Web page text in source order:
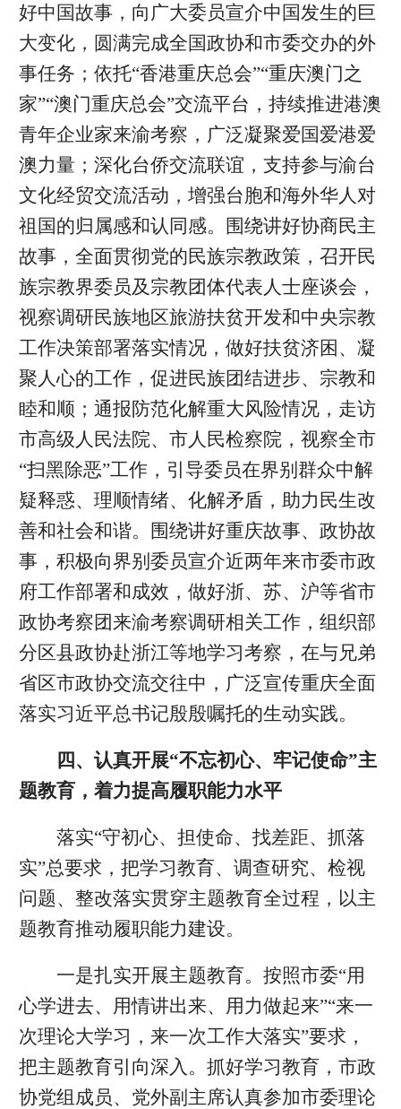
好中国故事，向广大委员宣介中国发生的巨
大变化，圆满完成全国政协和市委交办的外
事任务；依托“香港重庆总会”“重庆澳门之
家”“澳门重庆总会”交流平台，持续推进港澳
青年企业家来渝考察，广泛凝聚爱国爱港爱
澳力量；深化台侨交流联谊，支持参与渝台
文化经贸交流活动，增强台胞和海外华人对
祖国的归属感和认同感。围绕讲好协商民主
故事，全面贯彻党的民族宗教政策，召开民
族宗教界委员及宗教团体代表人士座谈会，
视察调研民族地区旅游扶贫开发和中央宗教
工作决策部署落实情况，做好扶贫济困、凝
聚人心的工作，促进民族团结进步、宗教和
睦和顺；通报防范化解重大风险情况，走访
市高级人民法院、市人民检察院，视察全市
“扫黑除恶”工作，引导委员在界别群众中解
疑释惑、理顺情绪、化解矛盾，助力民生改
善和社会和谐。围绕讲好重庆故事、政协故
事，积极向界别委员宣介近两年来市委市政
府工作部署和成效，做好浙、苏、沪等省市
政协考察团来渝考察调研相关工作，组织部
分区县政协赴浙江等地学习考察，在与兄弟
省区市政协交流交往中，广泛宣传重庆全面
落实习近平总书记殷殷嘱托的生动实践。
四、认真开展“不忘初心、牢记使命”主
题教育，着力提高履职能力水平
落实“守初心、担使命、找差距、抓落
实”总要求，把学习教育、调查研究、检视
问题、整改落实贯穿主题教育全过程，以主
题教育推动履职能力建设。
一是扎实开展主题教育。按照市委“用
心学进去、用情讲出来、用力做起来”“来一
次理论大学习，来一次工作大落实”要求，
把主题教育引向深入。抓好学习教育，市政
协党组成员、党外副主席认真参加市委理论